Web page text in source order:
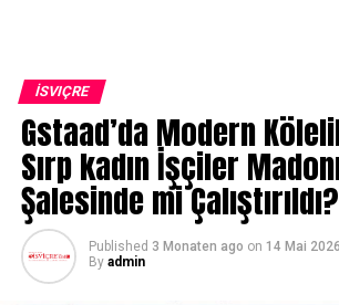
İSVIÇRE
Gstaad’da Modern
Sırp kadın İşçiler
Şalesinde mi Çalıştırıldı?
Published 3 Monaten ago on 14 Mai 2026
By admin